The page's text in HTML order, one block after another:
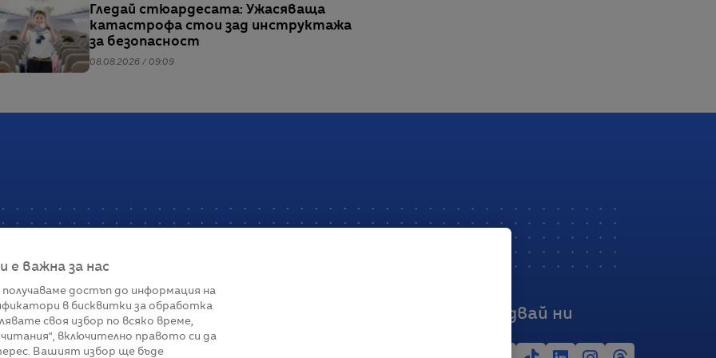
Гледай стюардесата: Ужасяваща
катастрофа стои зад инструктажа
за безопасност
08.08.2026 / 09:09
Последвай ни
е важна за нас
достъп до информация на
в бисквитки за обработка
своя избор по всяко време,
включително правото си да
Вашият избор ще бъде